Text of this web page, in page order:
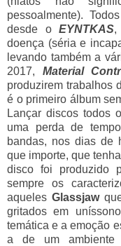
pessoalmente).
desde o EYNTKAS,
doença (séria e
levando também a
2017, Material
produzirem trabalhos
é o primeiro álbum
Lançar discos todos
uma perda de
bandas, nos dias de
que importe, que
disco foi produzido
sempre os
aquelesGlassjaw
gritados em
temática e a emoção
a de um ambiente